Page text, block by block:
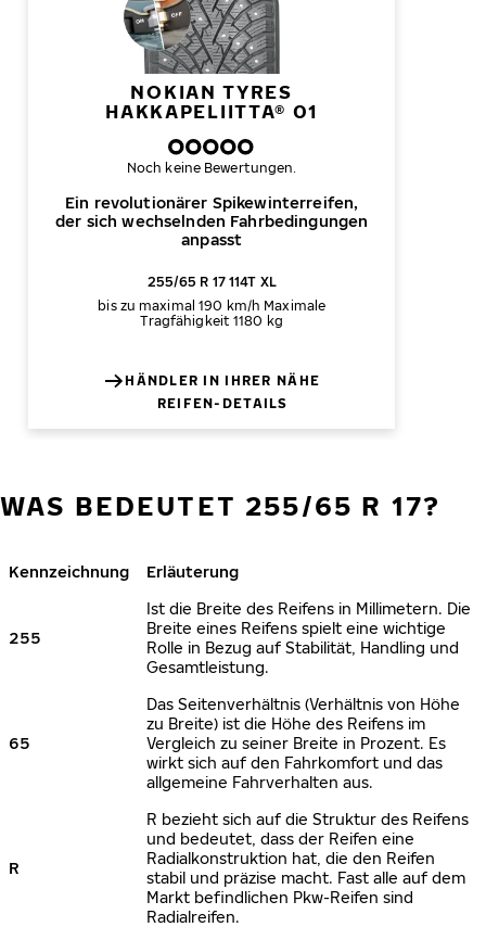
NOKIAN TYRES
HAKKAPELIITTA® 01
Ein revolutionärer Spikewinterreifen,
der sich wechselnden Fahrbedingungen
anpasst
Noch keine Bewertungen.
255/65 R 17 114T XL
bis zu maximal 190 km/h Maximale
Tragfähigkeit 1180 kg
HÄNDLER IN IHRER NÄHE
REIFEN-DETAILS
WAS BEDEUTET 255/65 R 17?
Kennzeichnung Erläuterung
255
Ist die Breite des Reifens in Millimetern. Die
Breite eines Reifens spielt eine wichtige
Rolle in Bezug auf Stabilität, Handling und
Gesamtleistung.
65
Das Seitenverhältnis (Verhältnis von Höhe
zu Breite) ist die Höhe des Reifens im
Vergleich zu seiner Breite in Prozent. Es
wirkt sich auf den Fahrkomfort und das
allgemeine Fahrverhalten aus.
R
R bezieht sich auf die Struktur des Reifens
und bedeutet, dass der Reifen eine
Radialkonstruktion hat, die den Reifen
stabil und präzise macht. Fast alle auf dem
Markt befindlichen Pkw-Reifen sind
Radialreifen.